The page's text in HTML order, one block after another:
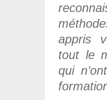
appris
tout le
qui